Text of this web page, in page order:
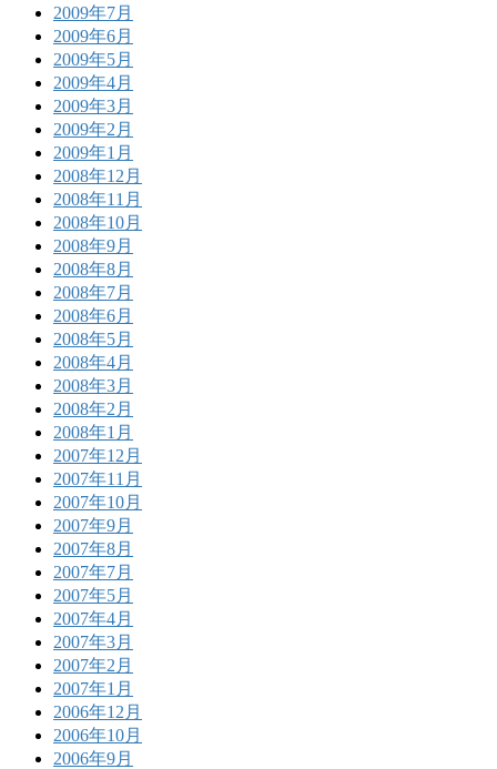
2009年7月
2009年6月
2009年5月
2009年4月
2009年3月
2009年2月
2009年1月
2008年12月
2008年11月
2008年10月
2008年9月
2008年8月
2008年7月
2008年6月
2008年5月
2008年4月
2008年3月
2008年2月
2008年1月
2007年12月
2007年11月
2007年10月
2007年9月
2007年8月
2007年7月
2007年5月
2007年4月
2007年3月
2007年2月
2007年1月
2006年12月
2006年10月
2006年9月